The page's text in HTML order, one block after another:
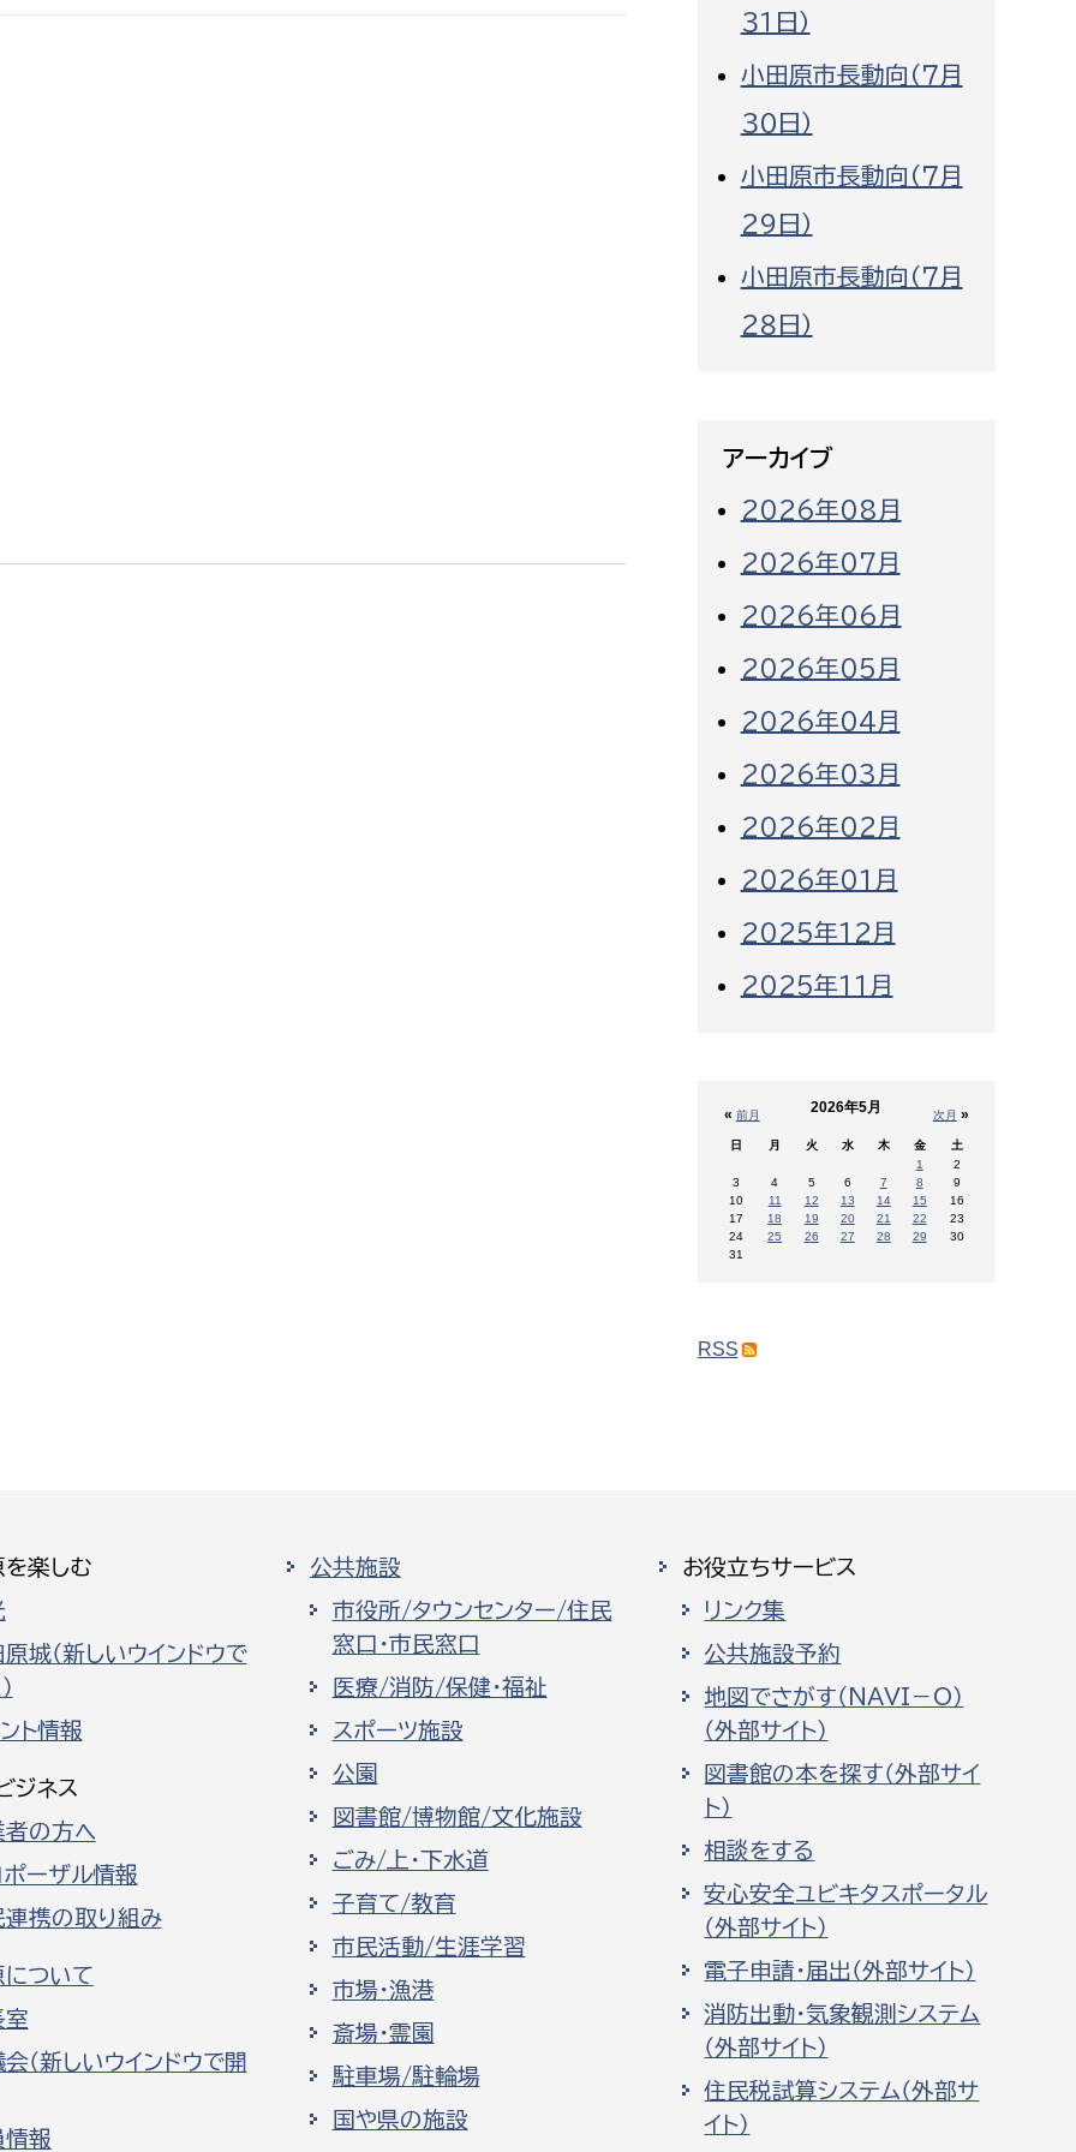
３１日）
小田原市長動向（７月
３０日）
小田原市長動向（７月
２９日）
小田原市長動向（７月
２８日）
アーカイブ
2026年08月
2026年07月
2026年06月
2026年05月
2026年04月
2026年03月
2026年02月
2026年01月
2025年12月
2025年11月
« 前月 次月 »
2026年5月
日 月 火 水 木 金
土
1
2
3
4 5 6 7 8
9
10
11 12 13 14 15
16
17
18 19 20 21 22
23
24
25 26 27 28 29
30
31
RSS
楽しむ
城（新しいウインドウで
ト情報
ジネス
者の方へ
ポーザル情報
連携の取り組み
ついて
室
（新しいウインドウで開
情報
公共施設
市役所/タウンセンター/住民
窓口・市民窓口
医療/消防/保健・福祉
スポーツ施設
公園
図書館/博物館/文化施設
ごみ/上・下水道
子育て/教育
市民活動/生涯学習
市場・漁港
斎場・霊園
駐車場/駐輪場
国や県の施設
お役立ちサービス
リンク集
公共施設予約
地図でさがす（NAVI－O）
（外部サイト）
図書館の本を探す（外部サイ
ト）
相談をする
安心安全ユビキタスポータル
（外部サイト）
電子申請・届出（外部サイト）
消防出動・気象観測システム
（外部サイト）
住民税試算システム（外部サ
イト）